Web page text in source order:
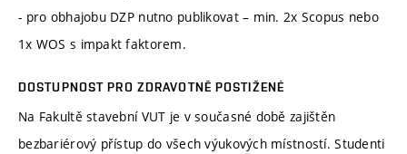
- pro obhajobu DZP nutno publikovat – min. 2x Scopus nebo
1x WOS s impakt faktorem.
DOSTUPNOST PRO ZDRAVOTNĚ POSTIŽENÉ
Na Fakultě stavební VUT je v současné době zajištěn
bezbariérový přístup do všech výukových místností. Studenti